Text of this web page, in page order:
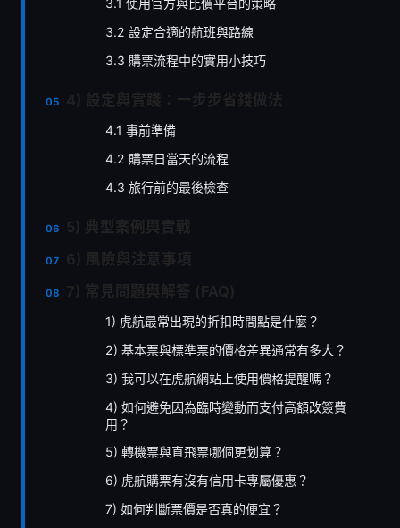
3.2 設定合適的航班與路線
3.3 購票流程中的實用小技巧
4.1 事前準備
4.2 購票日當天的流程
4.3 旅行前的最後檢查
1) 虎航最常出現的折扣時間點是什麼？
2) 基本票與標準票的價格差異通常有多大？
3) 我可以在虎航網站上使用價格提醒嗎？
4) 如何避免因為臨時變動而支付高額改簽費
用？
5) 轉機票與直飛票哪個更划算？
6) 虎航購票有沒有信用卡專屬優惠？
7) 如何判斷票價是否真的便宜？